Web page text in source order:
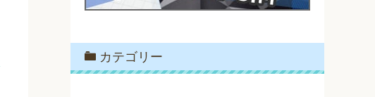
カテゴリー